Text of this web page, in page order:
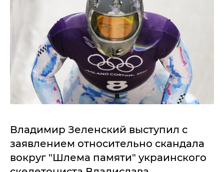
Владимир Зеленский выступил с
заявлением относительно скандала
вокруг "Шлема памяти" украинского